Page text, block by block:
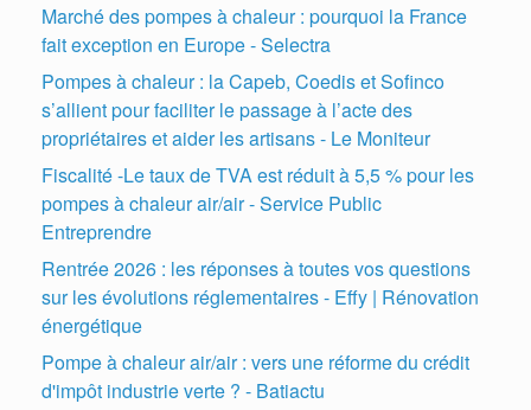
Marché des pompes à chaleur : pourquoi la France
fait exception en Europe - Selectra
Pompes à chaleur : la Capeb, Coedis et Sofinco
s’allient pour faciliter le passage à l’acte des
propriétaires et aider les artisans - Le Moniteur
Fiscalité -Le taux de TVA est réduit à 5,5 % pour les
pompes à chaleur air/air - Service Public
Entreprendre
Rentrée 2026 : les réponses à toutes vos questions
sur les évolutions réglementaires - Effy | Rénovation
énergétique
Pompe à chaleur air/air : vers une réforme du crédit
d'impôt industrie verte ? - Batiactu